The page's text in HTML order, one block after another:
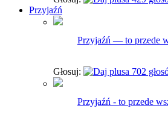
Przyjaźń
Przyjaźń — to przede
Głosuj: 702
Przyjaźń - to przede